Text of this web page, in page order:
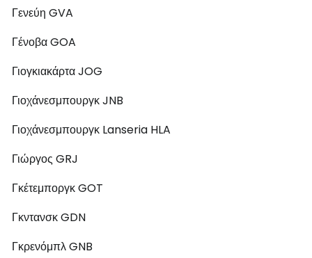
Γενεύη GVA
Γένοβα GOA
Γιογκιακάρτα JOG
Γιοχάνεσμπουργκ JNB
Γιοχάνεσμπουργκ Lanseria HLA
Γιώργος GRJ
Γκέτεμποργκ GOT
Γκντανσκ GDN
Γκρενόμπλ GNB